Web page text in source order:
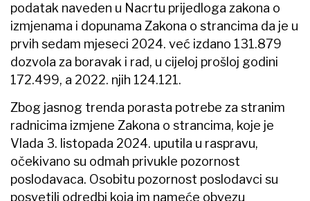
podatak naveden u Nacrtu prijedloga zakona o
izmjenama i dopunama Zakona o strancima da je u
prvih sedam mjeseci 2024. već izdano 131.879
dozvola za boravak i rad, u cijeloj prošloj godini
172.499, a 2022. njih 124.121.
Zbog jasnog trenda porasta potrebe za stranim
radnicima izmjene Zakona o strancima, koje je
Vlada 3. listopada 2024. uputila u raspravu,
očekivano su odmah privukle pozornost
poslodavaca. Osobitu pozornost poslodavci su
posvetili odredbi koja im nameće obvezu